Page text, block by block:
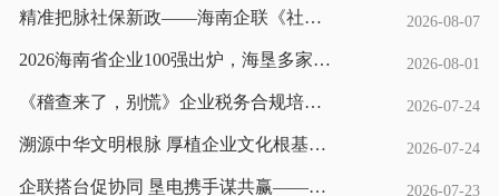
精准把脉社保新政——海南企联《社保政策全透视与企业合规规划》座谈成功举办 2026-08-07
2026海南省企业100强出炉，海垦多家企业上榜 2026-08-01
《稽查来了，别慌》企业税务合规培训在海口圆满落幕 2026-07-24
溯源中华文明根脉 厚植企业文化根基——"尧舜禹时代与中华文明的起源"主题宣讲活动 2026-07-24
企联搭台促协同 垦电携手谋共赢——包洪文带队走访海南电网深化央地国企战略合作 2026-07-23